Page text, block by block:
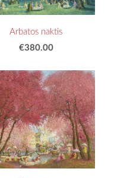
Arbatos naktis
€380.00